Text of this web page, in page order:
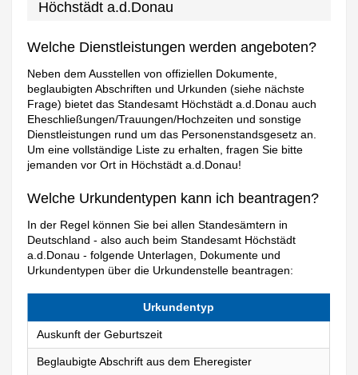
Höchstädt a.d.Donau
Welche Dienstleistungen werden angeboten?
Neben dem Ausstellen von offiziellen Dokumente,
beglaubigten Abschriften und Urkunden (siehe nächste
Frage) bietet das Standesamt Höchstädt a.d.Donau auch
Eheschließungen/Trauungen/Hochzeiten und sonstige
Dienstleistungen rund um das Personenstandsgesetz an.
Um eine vollständige Liste zu erhalten, fragen Sie bitte
jemanden vor Ort in Höchstädt a.d.Donau!
Welche Urkundentypen kann ich beantragen?
In der Regel können Sie bei allen Standesämtern in
Deutschland - also auch beim Standesamt Höchstädt
a.d.Donau - folgende Unterlagen, Dokumente und
Urkundentypen über die Urkundenstelle beantragen:
Urkundentyp
Auskunft der Geburtszeit
Beglaubigte Abschrift aus dem Eheregister